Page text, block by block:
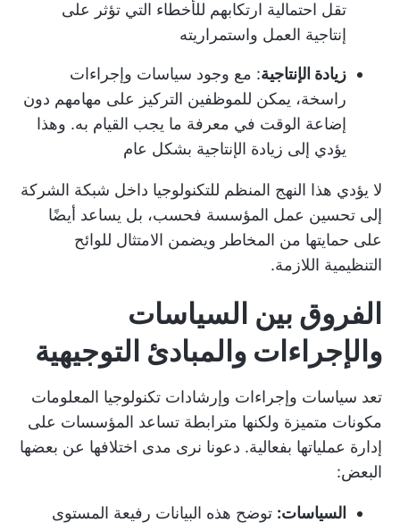
تقل احتمالية ارتكابهم للأخطاء التي تؤثر على
إنتاجية العمل واستمراريته
زيادة الإنتاجية: مع وجود سياسات وإجراءات
راسخة، يمكن للموظفين التركيز على مهامهم دون
إضاعة الوقت في معرفة ما يجب القيام به. وهذا
يؤدي إلى زيادة الإنتاجية بشكل عام
لا يؤدي هذا النهج المنظم للتكنولوجيا داخل شبكة الشركة
إلى تحسين عمل المؤسسة فحسب، بل يساعد أيضًا
على حمايتها من المخاطر ويضمن الامتثال للوائح
التنظيمية اللازمة.
الفروق بين السياسات
والإجراءات والمبادئ التوجيهية
تعد سياسات وإجراءات وإرشادات تكنولوجيا المعلومات
مكونات متميزة ولكنها مترابطة تساعد المؤسسات على
إدارة عملياتها بفعالية. دعونا نرى مدى اختلافها عن بعضها
البعض:
السياسات: توضح هذه البيانات رفيعة المستوى